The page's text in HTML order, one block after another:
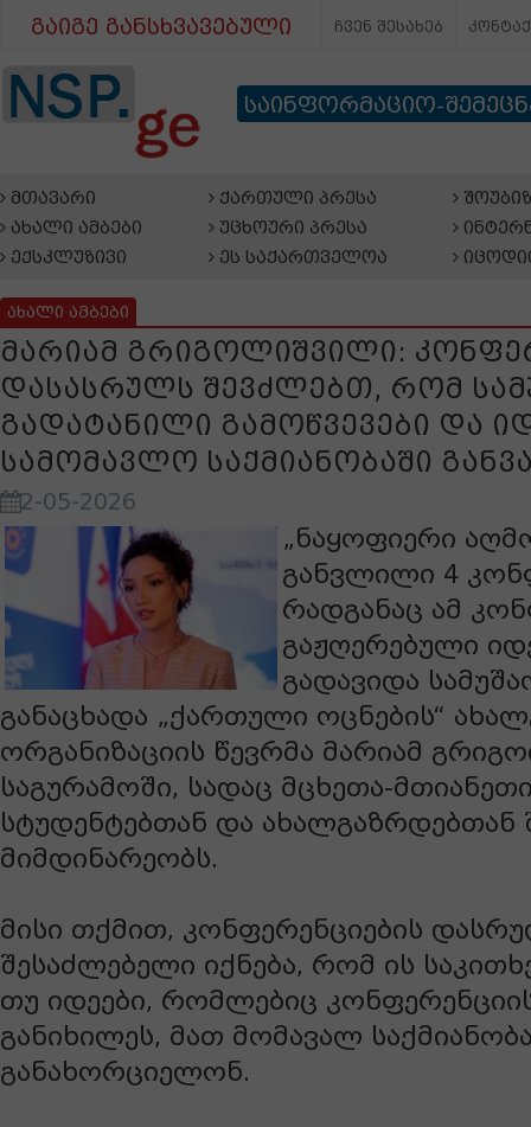
გაიგე განსხვავებული ჩვენ შესახებ
საინფორმაციო-
მთავარი
ახალი ამბები
ექსკლუზივი
ქართული პრესა
უცხოური პრესა
ეს საქართველოა
ახალი ამბები
მარიამ გრიგოლიშვილი:
დასასრულს შევძლებთ, რომ
გადატანილი გამოწვევები და
სამომავლო საქმიანობაში
2-05-2026
„ნაყოფიერი
განვლილი 4
რადგანაც ამ
გაჟღერებული
გადავიდა
განაცხადა „ქართული ოცნების“
ორგანიზაციის წევრმა მარიამ
საგურამოში, სადაც მცხეთა-
სტუდენტებთან და ახალგაზრდებთან
მიმდინარეობს.
მისი თქმით, კონფერენციების
შესაძლებელი იქნება, რომ ის
თუ იდეები, რომლებიც
განიხილეს, მათ მომავალ
განახორციელონ.